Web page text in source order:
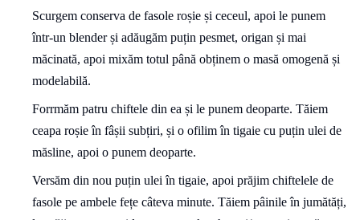
Scurgem conserva de fasole roșie și ceceul, apoi le punem
într-un blender și adăugăm puțin pesmet, origan și mai
măcinată, apoi mixăm totul până obținem o masă omogenă și
modelabilă.
Forrmăm patru chiftele din ea și le punem deoparte. Tăiem
ceapa roșie în fâșii subțiri, și o ofilim în tigaie cu puțin ulei de
măsline, apoi o punem deoparte.
Versăm din nou puțin ulei în tigaie, apoi prăjim chiftelele de
fasole pe ambele fețe câteva minute. Tăiem pâinile în jumătăți,